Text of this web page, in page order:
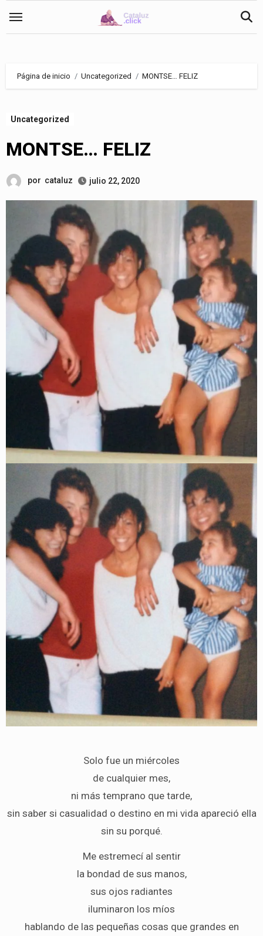
Página de inicio Uncategorized MONTSE… FELIZ
Uncategorized
MONTSE… FELIZ
por cataluz julio 22, 2020
Solo fue un miércoles
de cualquier mes,
ni más temprano que tarde,
sin saber si casualidad o destino en mi vida apareció ella
sin su porqué.
Me estremecí al sentir
la bondad de sus manos,
sus ojos radiantes
iluminaron los míos
hablando de las pequeñas cosas que grandes en